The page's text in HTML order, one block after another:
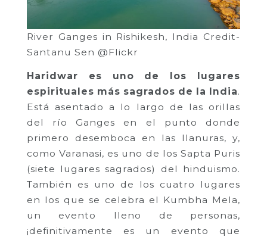
River Ganges in Rishikesh, India Credit-
Santanu Sen @Flickr
Haridwar es uno de los lugares
espirituales más sagrados de la India.
Está asentado a lo largo de las orillas
del río Ganges en el punto donde
primero desemboca en las llanuras, y,
como Varanasi, es uno de los Sapta Puris
(siete lugares sagrados) del hinduismo.
También es uno de los cuatro lugares
en los que se celebra el Kumbha Mela,
un evento lleno de personas,
¡definitivamente es un evento que